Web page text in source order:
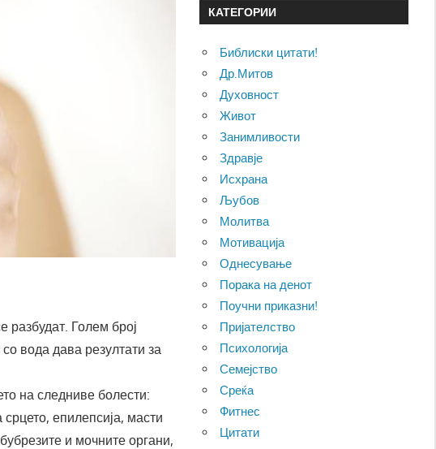
разбудат. Голем број
вода дава резултати за
на следниве болести:
епилепсија, масти
и мочните органи,
КАТЕГОРИИ
Библиски цитати!
Др.Митов
Духовност
Живот
Занимливости
Здравје
Исхрана
Љубов
Молитва
Мотивација
Однесување
Порака на денот
Поучни приказни!
Пријателство
Психологија
Семејство
Среќа
Фитнес
Цитати